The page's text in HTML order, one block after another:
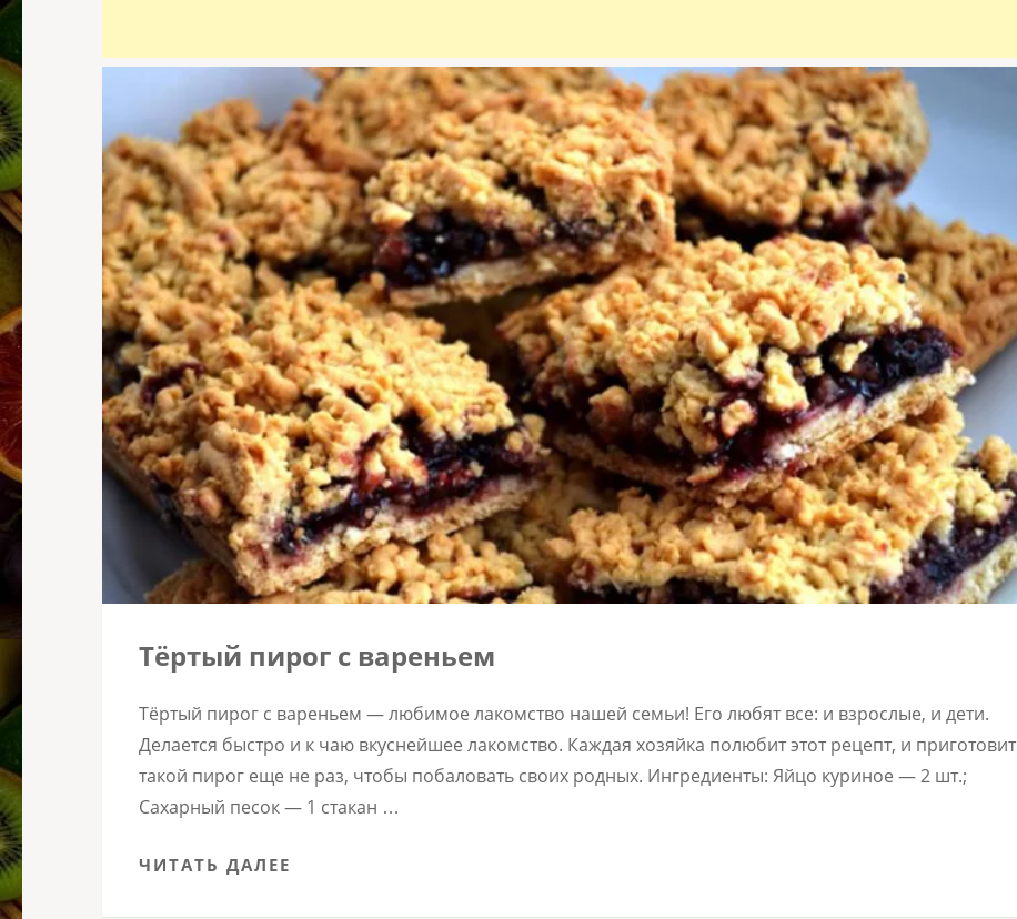
Тёртый пирог с вареньем
Тёртый пирог с вареньем — любимое лакомство нашей семьи! Его любят все: и взрослые, и дети.
Делается быстро и к чаю вкуснейшее лакомство. Каждая хозяйка полюбит этот рецепт, и приготовит
такой пирог еще не раз, чтобы побаловать своих родных. Ингредиенты: Яйцо куриное — 2 шт.;
Сахарный песок — 1 стакан …
ЧИТАТЬ ДАЛЕЕ